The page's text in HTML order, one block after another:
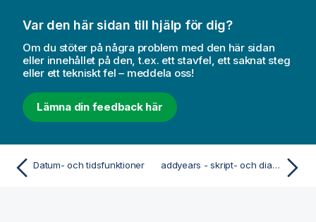
Var den här sidan till hjälp för dig?
Om du stöter på några problem med den här sidan
eller innehållet på den, t.ex. ett stavfel, ett saknat steg
eller ett tekniskt fel – meddela oss!
Lämna din feedback här
Datum- och tidsfunktioner addyears - skript- och diagramfunktion